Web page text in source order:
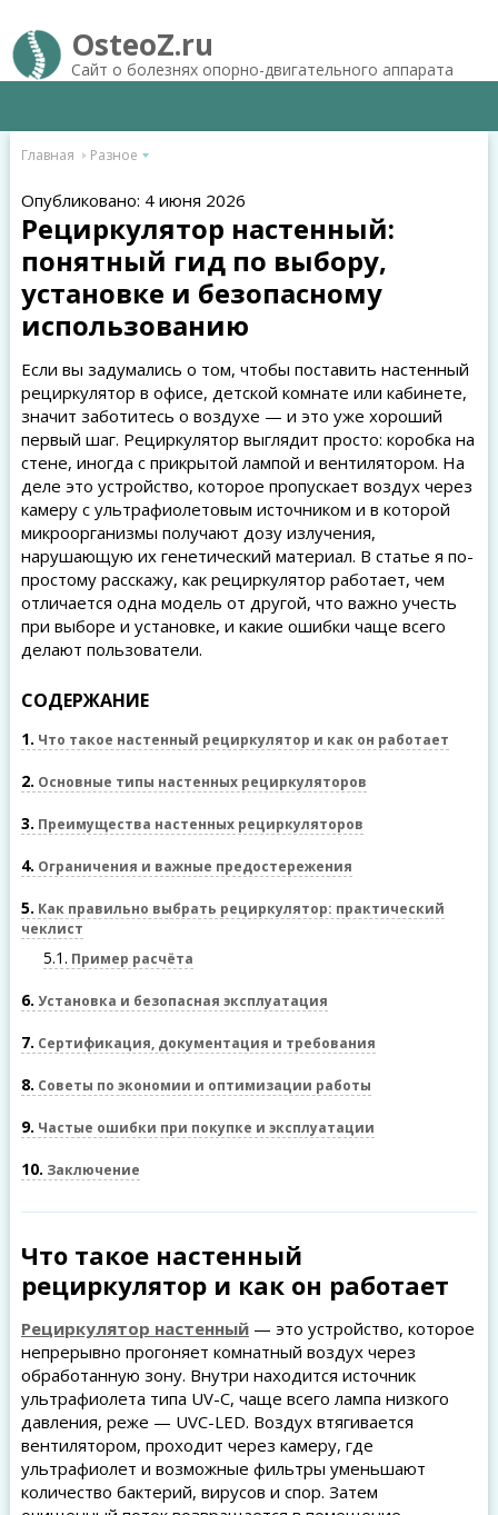
OsteoZ.ru
Сайт о болезнях опорно-двигательного аппарата
Главная Разное
Опубликовано: 4 июня 2026
Рециркулятор настенный:
понятный гид по выбору,
установке и безопасному
использованию
Если вы задумались о том, чтобы поставить настенный
рециркулятор в офисе, детской комнате или кабинете,
значит заботитесь о воздухе — и это уже хороший
первый шаг. Рециркулятор выглядит просто: коробка на
стене, иногда с прикрытой лампой и вентилятором. На
деле это устройство, которое пропускает воздух через
камеру с ультрафиолетовым источником и в которой
микроорганизмы получают дозу излучения,
нарушающую их генетический материал. В статье я по-
простому расскажу, как рециркулятор работает, чем
отличается одна модель от другой, что важно учесть
при выборе и установке, и какие ошибки чаще всего
делают пользователи.
СОДЕРЖАНИЕ
1 Что такое настенный рециркулятор и как он работает
2 Основные типы настенных рециркуляторов
3 Преимущества настенных рециркуляторов
4 Ограничения и важные предостережения
5 Как правильно выбрать рециркулятор: практический
чеклист
5.1 Пример расчёта
6 Установка и безопасная эксплуатация
7 Сертификация, документация и требования
8 Советы по экономии и оптимизации работы
9 Частые ошибки при покупке и эксплуатации
10 Заключение
Что такое настенный
рециркулятор и как он работает
Рециркулятор настенный— это устройство, которое
непрерывно прогоняет комнатный воздух через
обработанную зону. Внутри находится источник
ультрафиолета типа UV-C, чаще всего лампа низкого
давления, реже — UVC-LED. Воздух втягивается
вентилятором, проходит через камеру, где
ультрафиолет и возможные фильтры уменьшают
количество бактерий, вирусов и спор. Затем